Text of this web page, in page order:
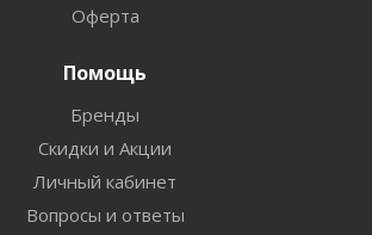
Оферта
Помощь
Бренды
Скидки и Акции
Личный кабинет
Вопросы и ответы